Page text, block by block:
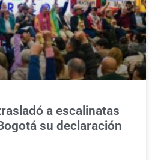
a escalinatas
su declaración